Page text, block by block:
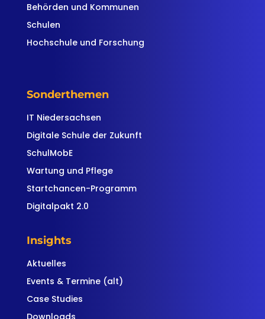
Behörden und Kommunen
Schulen
Hochschule und Forschung
Sonderthemen
IT Niedersachsen
Digitale Schule der Zukunft
SchulMobE
Wartung und Pflege
Startchancen-Programm
Digitalpakt 2.0
Insights
Aktuelles
Events & Termine (alt)
Case Studies
Downloads